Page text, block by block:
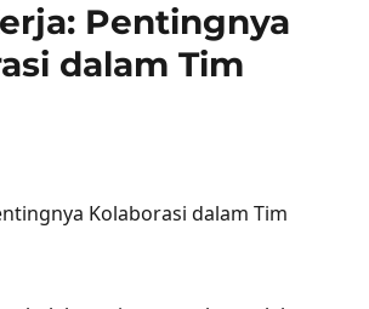
Pentingnya
dalam Tim
Kolaborasi dalam Tim